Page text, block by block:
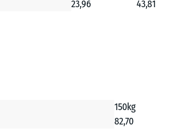
23,96 43,81
150kg
82,70